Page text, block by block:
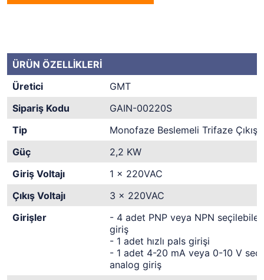
ÜRÜN ÖZELLİKLERİ
Üretici
GMT
Sipariş Kodu
GAIN-00220S
Tip
Monofaze Beslemeli Trifaze
Güç
2,2 KW
Giriş Voltajı
1 x 220VAC
Çıkış Voltajı
3 x 220VAC
Girişler
- 4 adet PNP veya NPN
giriş
- 1 adet hızlı pals girişi
- 1 adet 4-20 mA veya 0-10 V
analog giriş